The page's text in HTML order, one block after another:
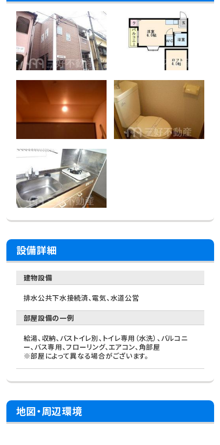
設備詳細
建物設備
排水公共下水接続済、電気、水道公営
部屋設備の一例
給湯、収納、バストイレ別、トイレ専用（水洗）、バルコニ
ー、バス専用、フローリング、エアコン、角部屋
※部屋によって異なる場合がございます。
地図・周辺環境